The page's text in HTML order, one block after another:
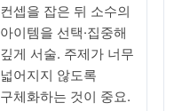
컨셉을 잡은 뒤 소수의
아이템을 선택·집중해
깊게 서술. 주제가 너무
넓어지지 않도록
구체화하는 것이 중요.